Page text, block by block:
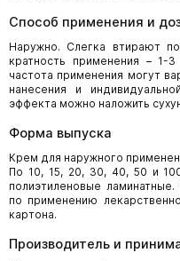
Способ применения и
Наружно. Слегка втирают
кратность применения – 1-
частота применения могут
нанесения и
эффекта можно наложить
Форма выпуска
Крем для наружного
По 10, 15, 20, 30, 40, 50 и
полиэтиленовые
по применению
картона.
Производитель и